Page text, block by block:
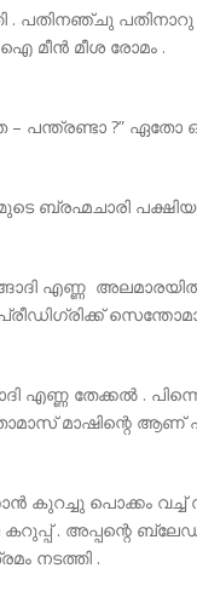
. പതിനഞ്ചു
മീൻ മീശ രോമം .
– പന്ത്രണ്ടാ ?”
ബ്രഹ്മചാരി
എണ്ണ
എണ്ണ തേക്കൽ .
മാഷിന്റെ ആണ്
കുറച്ചു പൊക്കം വച്ച്
കറുപ്പ് . അപ്പന്റെ
നടത്തി .